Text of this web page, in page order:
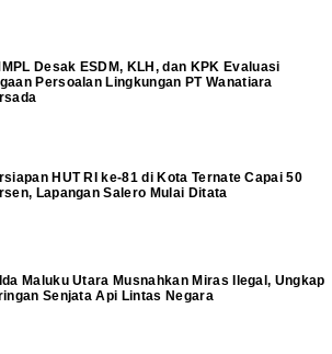
Desak ESDM, KLH, dan KPK Evaluasi
Persoalan Lingkungan PT Wanatiara
HUT RI ke-81 di Kota Ternate Capai 50
Lapangan Salero Mulai Ditata
Maluku Utara Musnahkan Miras Ilegal, Ungkap
Senjata Api Lintas Negara